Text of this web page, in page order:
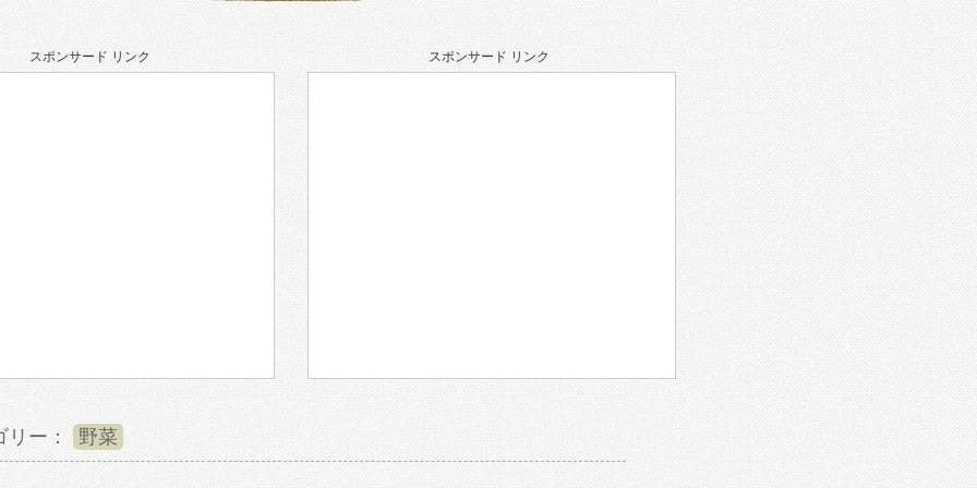
スポンサード リンク スポンサード リンク
リー： 野菜